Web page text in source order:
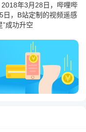
2018年3月28日，哔哩哔
日，B站定制的视频遥感
成功升空